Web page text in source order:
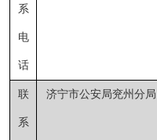
系
电
话
联
系
济宁市公安局兖州分局